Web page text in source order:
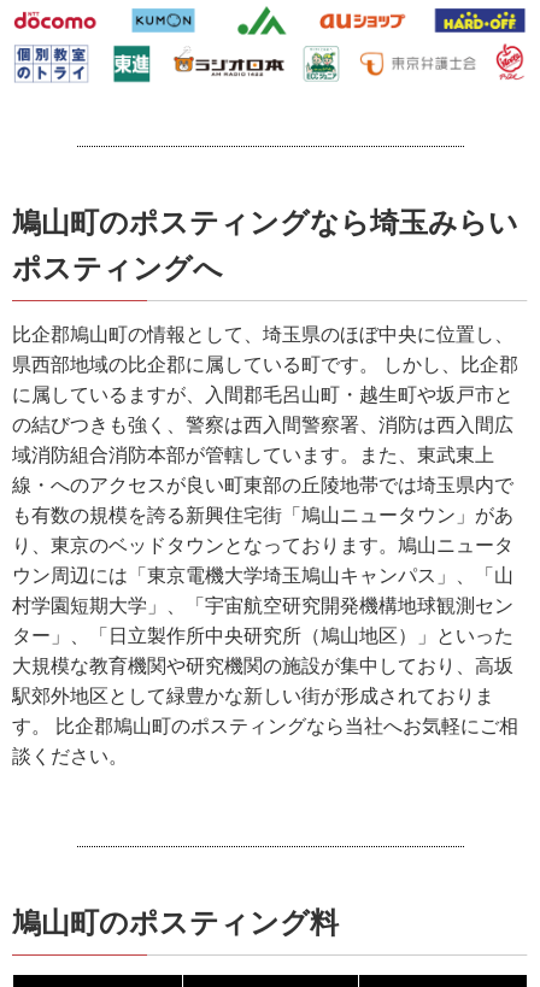
鳩山町のポスティングなら埼玉みらい
ポスティングへ
比企郡鳩山町の情報として、埼玉県のほぼ中央に位置し、
県西部地域の比企郡に属している町です。 しかし、比企郡
に属しているますが、入間郡毛呂山町・越生町や坂戸市と
の結びつきも強く、警察は西入間警察署、消防は西入間広
域消防組合消防本部が管轄しています。また、東武東上
線・へのアクセスが良い町東部の丘陵地帯では埼玉県内で
も有数の規模を誇る新興住宅街「鳩山ニュータウン」があ
り、東京のベッドタウンとなっております。鳩山ニュータ
ウン周辺には「東京電機大学埼玉鳩山キャンパス」、「山
村学園短期大学」、「宇宙航空研究開発機構地球観測セン
ター」、「日立製作所中央研究所（鳩山地区）」といった
大規模な教育機関や研究機関の施設が集中しており、高坂
駅郊外地区として緑豊かな新しい街が形成されておりま
す。 比企郡鳩山町のポスティングなら当社へお気軽にご相
談ください。
鳩山町のポスティング料